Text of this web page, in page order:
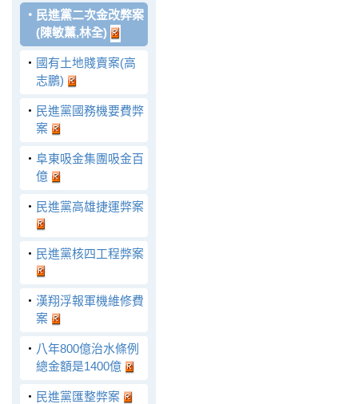
‧ 民進黨二次金改弊案
(陳敏薰,林全)
‧ 國有土地賤賣案(高
志鵬)
‧ 民進黨國務機要費弊
案
‧ 阜東吸金集團吸金百
億
‧ 民進黨高雄捷運弊案
‧ 民進黨核四工程弊案
‧ 漢翔浮報軍機維修費
案
‧ 八年800億治水條例
總金額是1400億
‧ 民進黨匯整弊案